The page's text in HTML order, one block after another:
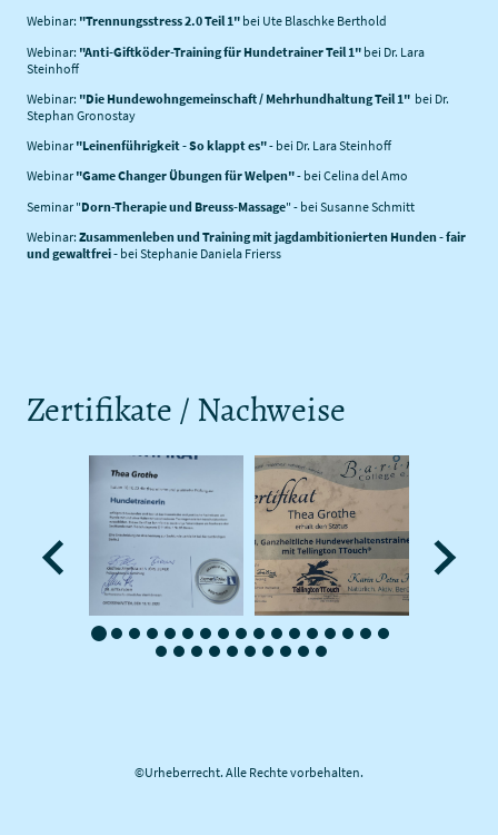
Webinar: "Trennungsstress 2.0 Teil 1" bei Ute Blaschke Berthold
Webinar: "Anti-Giftköder-Training für Hundetrainer Teil 1" bei Dr. Lara
Steinhoff
Webinar: "Die Hundewohngemeinschaft / Mehrhundhaltung Teil 1" bei Dr.
Stephan Gronostay
Webinar "Leinenführigkeit - So klappt es"- bei Dr. Lara Steinhoff
Webinar "Game Changer Übungen für Welpen"- bei Celina del Amo
Seminar "Dorn-Therapie und Breuss-Massage" - bei Susanne Schmitt
Webinar: Zusammenleben und Training mit jagdambitionierten Hunden - fair
und gewaltfrei - bei Stephanie Daniela Frierss
Zertifikate / Nachweise
©Urheberrecht. Alle Rechte vorbehalten.